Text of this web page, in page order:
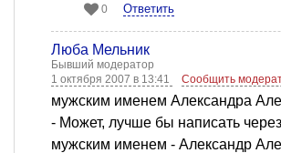
0 Ответить
Люба Мельник
Бывший модератор
1 октября 2007 в 13:41
Сообщить
мужским именем Александра
- Может, лучше бы написать
мужским именем - Александр